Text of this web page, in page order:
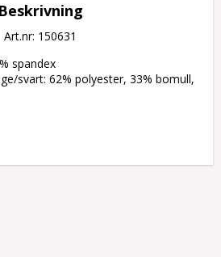
Beskrivning
Art.nr: 150631
spandex
svart: 62% polyester, 33% bomull,